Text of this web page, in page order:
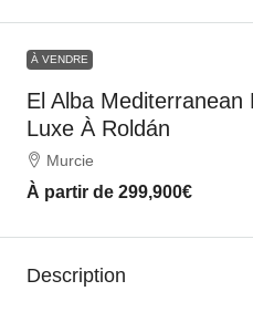
À VENDRE
El Alba Mediterranean
Luxe À Roldán
Murcie
À partir de 299,900€
Description